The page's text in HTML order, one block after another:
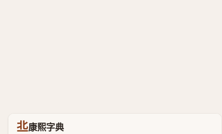
丠康熙字典